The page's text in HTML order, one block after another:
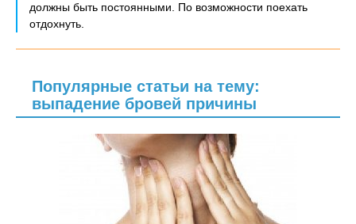
должны быть постоянными. По возможности поехать
отдохнуть.
Популярные статьи на тему:
выпадение бровей причины